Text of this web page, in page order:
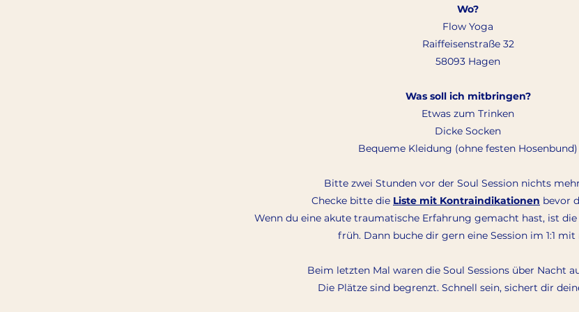
Wo?
Flow Yoga
Raiffeisenstraße 32
58093 Hagen
Was soll ich mitbringen?
Etwas zum Trinken
Dicke Socken
Bequeme Kleidung (ohne festen Hosenbund)
Bitte zwei Stunden vor der Soul Session nichts
Checke bitte die Liste mit Kontraindikationen bevor
Wenn du eine akute traumatische Erfahrung gemacht hast, ist die
früh. Dann buche dir gern eine Session im 1:1
Beim letzten Mal waren die Soul Sessions über Nacht
Die Plätze sind begrenzt. Schnell sein, sichert dir